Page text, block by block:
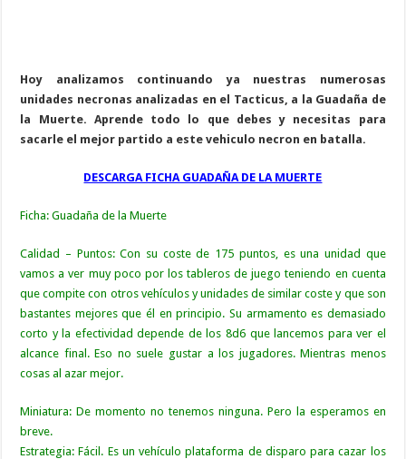
Hoy analizamos continuando ya nuestras numerosas
unidades necronas analizadas en el Tacticus, a la Guadaña de
la Muerte. Aprende todo lo que debes y necesitas para
sacarle el mejor partido a este vehiculo necron en batalla.
DESCARGA FICHA GUADAÑA DE LA MUERTE
Ficha: Guadaña de la Muerte
Calidad – Puntos: Con su coste de 175 puntos, es una unidad que
vamos a ver muy poco por los tableros de juego teniendo en cuenta
que compite con otros vehículos y unidades de similar coste y que son
bastantes mejores que él en principio. Su armamento es demasiado
corto y la efectividad depende de los 8d6 que lancemos para ver el
alcance final. Eso no suele gustar a los jugadores. Mientras menos
cosas al azar mejor.
Miniatura: De momento no tenemos ninguna. Pero la esperamos en
breve.
Estrategia: Fácil. Es un vehículo plataforma de disparo para cazar los